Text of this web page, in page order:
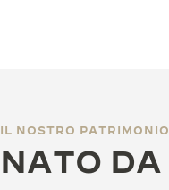
IL NOSTRO PATRIMONIO
NATO